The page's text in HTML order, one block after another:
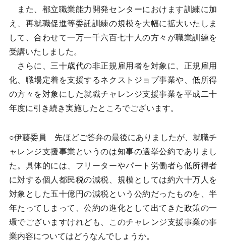
また、都立職業能力開発センターにおけます訓練に加
え、再就職促進等委託訓練の規模を大幅に拡大いたしま
して、合わせて一万一千六百七十人の方々が職業訓練を
受講いたしました。
さらに、三十歳代の非正規雇用者を対象に、正規雇用
化、職場定着を支援するネクストジョブ事業や、低所得
の方々を対象にした就職チャレンジ支援事業を平成二十
年度に引き続き実施したところでございます。
○伊藤委員 先ほどご答弁の最後にありましたが、就職チ
ャレンジ支援事業というのは知事の選挙公約でありまし
た。具体的には、フリーターやパート労働者ら低所得者
に対する個人都民税の減税、規模としては約六十万人を
対象とした五十億円の減税という公約だったものを、半
年たってしまって、公約の進化として出てきた政策の一
環でございますけれども、このチャレンジ支援事業の事
業内容についてはどうなんでしょうか。